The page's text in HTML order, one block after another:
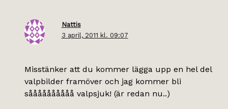
Nattis
3 april, 2011 kl. 09:07
Misstänker att du kommer lägga upp en hel del
valpbilder framöver och jag kommer bli
såååååååååå valpsjuk! (är redan nu..)